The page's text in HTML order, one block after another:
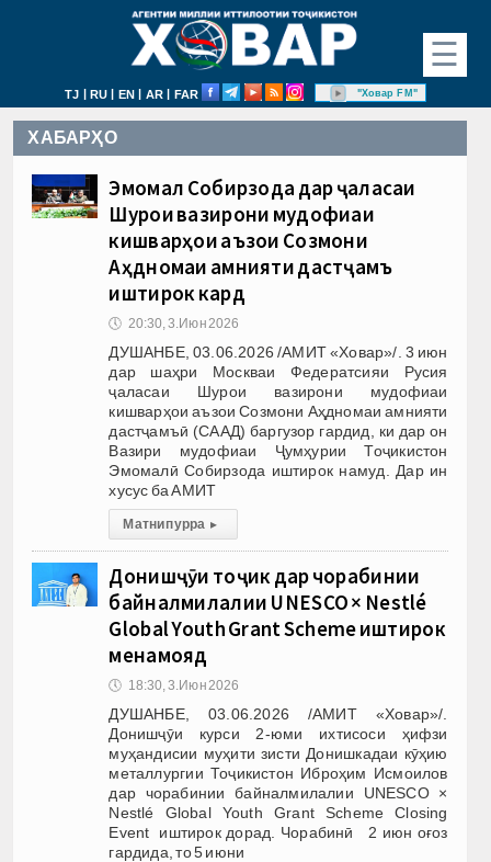
☰
TJ | RU | EN | AR | FAR "Ховар FM"
ХАБАРҲО
Эмомалӣ Собирзода дар ҷаласаи
Шурои вазирони мудофиаи
кишварҳои аъзои Созмони
Аҳдномаи амнияти дастҷамъӣ
иштирок кард
🕔 20:30, 3.Июн 2026
ДУШАНБЕ, 03.06.2026 /АМИТ «Ховар»/. 3 июн
дар шаҳри Москваи Федератсияи Русия
ҷаласаи Шурои вазирони мудофиаи
кишварҳои аъзои Созмони Аҳдномаи амнияти
дастҷамъӣ (СААД) баргузор гардид, ки дар он
Вазири мудофиаи Ҷумҳурии Тоҷикистон
Эмомалӣ Собирзода иштирок намуд. Дар ин
хусус ба АМИТ
Матни пурра ▸
Донишҷӯи тоҷик дар чорабинии
байналмилалии UNESCO × Nestlé
Global Youth Grant Scheme иштирок
менамояд
🕔 18:30, 3.Июн 2026
ДУШАНБЕ, 03.06.2026 /АМИТ «Ховар»/.
Донишҷӯи курси 2-юми ихтисоси ҳифзи
муҳандисии муҳити зисти Донишкадаи кӯҳию
металлургии Тоҷикистон Иброҳим Исмоилов
дар чорабинии байналмилалии UNESCO ×
Nestlé Global Youth Grant Scheme Closing
Event иштирок дорад. Чорабинӣ 2 июн оғоз
гардида, то 5 июни